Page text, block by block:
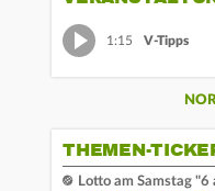
1:15 V-Tipps
THEMEN-
Lotto am Samstag "6